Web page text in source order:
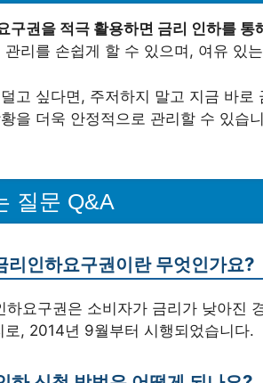
구권을 적극 활용하면 금리 인하를
관리를 손쉽게 할 수 있으며, 여유 있
고 싶다면, 주저하지 말고 지금 바
을 더욱 안정적으로 관리할 수 있습
질문 Q&A
리인하요구권이란 무엇인가요?
하요구권은 소비자가 금리가 낮아진
로, 2014년 9월부터 시행되었습니다.